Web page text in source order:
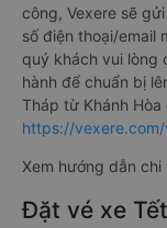
công, Vexere sẽ
số điện thoại/email
quý khách vui lòng
hành để chuẩn bị
Tháp từ Khánh
https://
Xem hướng dẫn
Đặt vé xe